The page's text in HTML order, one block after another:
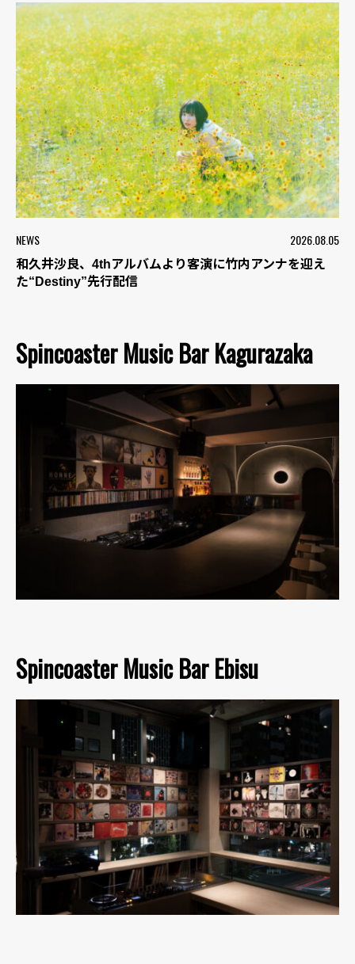
NEWS 2026.08.05
和久井沙良、4thアルバムより客演に竹内アンナを迎え
た“Destiny”先行配信
Spincoaster Music Bar Kagurazaka
Spincoaster Music Bar Ebisu